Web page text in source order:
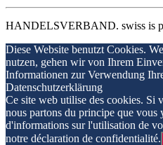
HANDELSVERBAND. swiss is
Diese Website benutzt Cookies.
nutzen, gehen wir von Ihrem
Informationen zur Verwendung
Datenschutzerklärung
Ce site web utilise des cookies. Si
nous partons du principe que vous
d'informations sur l'utilisation de
notre déclaration de confidentialité.